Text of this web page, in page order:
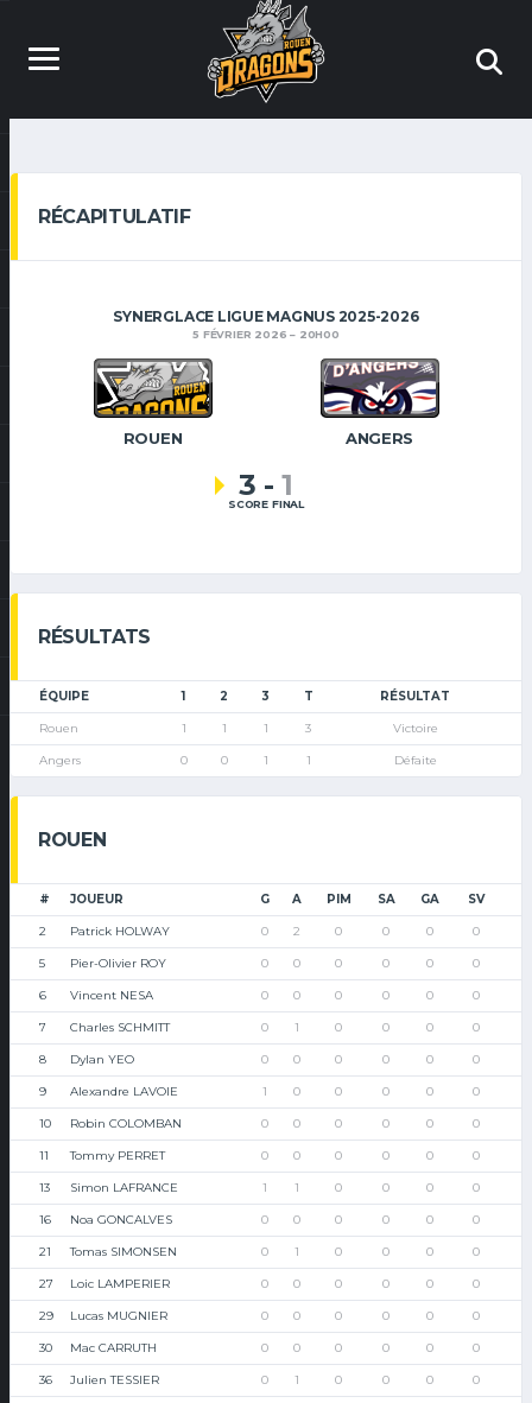
RÉCAPITULATIF
SYNERGLACE LIGUE MAGNUS 2025-2026
5 FÉVRIER 2026 20H00
ROUEN ANGERS
3 - 1
SCORE FINAL
RÉSULTATS
ÉQUIPE 1 2 3 T RÉSULTAT
Rouen 1 1 1 3 Victoire
Angers 0 0 1 1 Défaite
ROUEN
# JOUEUR G A PIM SA GA SV
2 Patrick HOLWAY 0 2 0 0 0 0
5 Pier-Olivier ROY 0 0 0 0 0 0
6 Vincent NESA 0 0 0 0 0 0
7 Charles SCHMITT 0 1 0 0 0 0
8 Dylan YEO 0 0 0 0 0 0
9 Alexandre LAVOIE 1 0 0 0 0 0
10 Robin COLOMBAN 0 0 0 0 0 0
11 Tommy PERRET 0 0 0 0 0 0
13 Simon LAFRANCE 1 1 0 0 0 0
16 Noa GONCALVES 0 0 0 0 0 0
21 Tomas SIMONSEN 0 1 0 0 0 0
27 Loic LAMPERIER 0 0 0 0 0 0
29 Lucas MUGNIER 0 0 0 0 0 0
30 Mac CARRUTH 0 0 0 0 0 0
36 Julien TESSIER 0 1 0 0 0 0